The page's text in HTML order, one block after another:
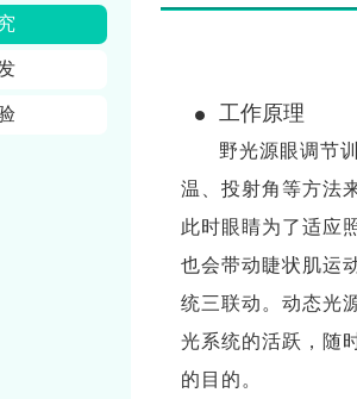
工作原理
野光源眼调节
温、投射角等方法
此时眼睛为了适应
也会带动睫状肌运
统三联动。动态光
光系统的活跃，随
的目的。